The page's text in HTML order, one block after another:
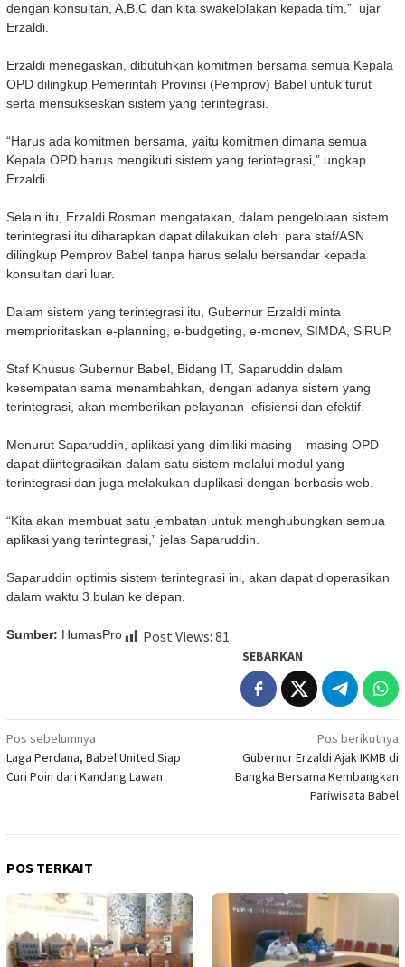
dengan konsultan, A,B,C dan kita swakelolakan kepada tim,” ujar
Erzaldi.
Erzaldi menegaskan, dibutuhkan komitmen bersama semua Kepala
OPD dilingkup Pemerintah Provinsi (Pemprov) Babel untuk turut
serta mensukseskan sistem yang terintegrasi.
“Harus ada komitmen bersama, yaitu komitmen dimana semua
Kepala OPD harus mengikuti sistem yang terintegrasi,” ungkap
Erzaldi.
Selain itu, Erzaldi Rosman mengatakan, dalam pengelolaan sistem
terintegrasi itu diharapkan dapat dilakukan oleh para staf/ASN
dilingkup Pemprov Babel tanpa harus selalu bersandar kepada
konsultan dari luar.
Dalam sistem yang terintegrasi itu, Gubernur Erzaldi minta
memprioritaskan e-planning, e-budgeting, e-monev, SIMDA, SiRUP.
Staf Khusus Gubernur Babel, Bidang IT, Saparuddin dalam
kesempatan sama menambahkan, dengan adanya sistem yang
terintegrasi, akan memberikan pelayanan efisiensi dan efektif.
Menurut Saparuddin, aplikasi yang dimiliki masing – masing OPD
dapat diintegrasikan dalam satu sistem melalui modul yang
terintegrasi dan juga melakukan duplikasi dengan berbasis web.
“Kita akan membuat satu jembatan untuk menghubungkan semua
aplikasi yang terintegrasi,” jelas Saparuddin.
Saparuddin optimis sistem terintegrasi ini, akan dapat dioperasikan
dalam waktu 3 bulan ke depan.
Sumber: HumasPro Post Views: 81
SEBARKAN
Navigasi
pos
Pos sebelumnya
Laga Perdana, Babel United Siap
Curi Poin dari Kandang Lawan
Pos berikutnya
Gubernur Erzaldi Ajak IKMB di
Bangka Bersama Kembangkan
Pariwisata Babel
POS TERKAIT